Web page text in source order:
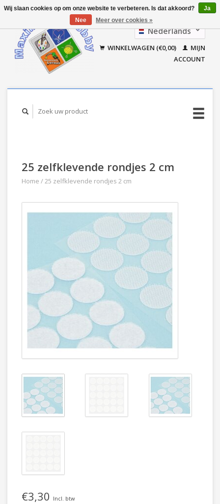
Nederlands
Français
WINKELWAGEN (€0,00)
MIJN
ACCOUNT
25 zelfklevende rondjes 2 cm
Home /25 zelfklevende rondjes 2 cm
€3,30 Incl. btw
Wij slaan cookies op om onze website te verbeteren. Is dat akkoord?
Ja
Nee
Meer over cookies »